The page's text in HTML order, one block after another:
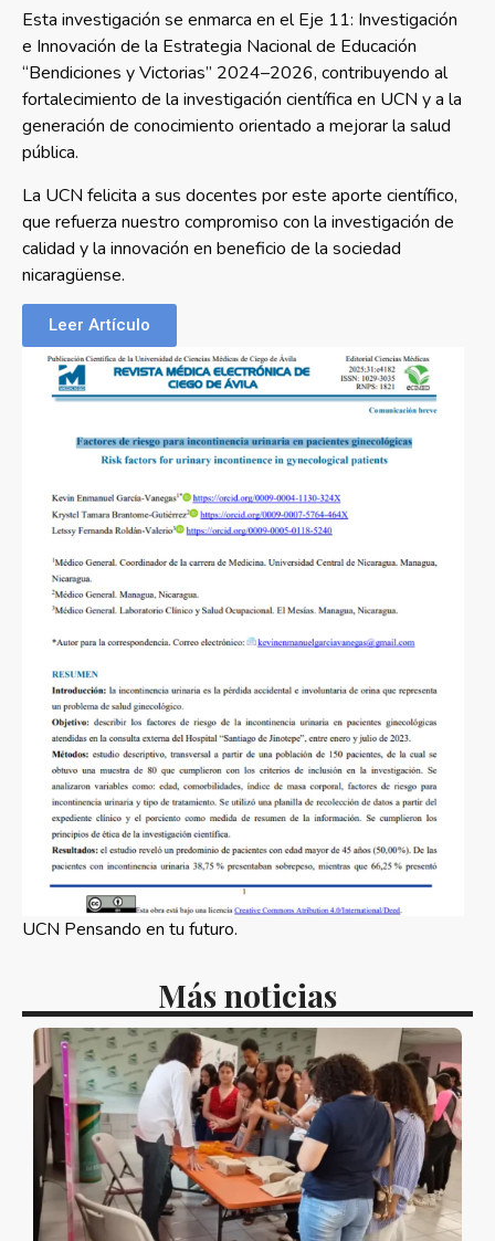
Esta investigación se enmarca en el Eje 11: Investigación
e Innovación de la Estrategia Nacional de Educación
“Bendiciones y Victorias” 2024–2026, contribuyendo al
fortalecimiento de la investigación científica en UCN y a la
generación de conocimiento orientado a mejorar la salud
pública.
La UCN felicita a sus docentes por este aporte científico,
que refuerza nuestro compromiso con la investigación de
calidad y la innovación en beneficio de la sociedad
nicaragüense.
Leer Artículo
UCN Pensando en tu futuro.
Más noticias